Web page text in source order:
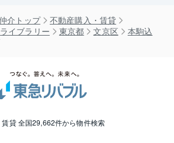
介トップ
不動産購入・賃貸
ライブラリー 東京都 文京区
本駒込
賃貸 全国29,662件から物件検索